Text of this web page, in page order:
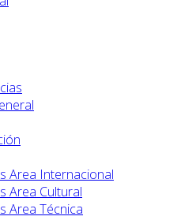
Area Internacional
Area Cultural
Area Técnica